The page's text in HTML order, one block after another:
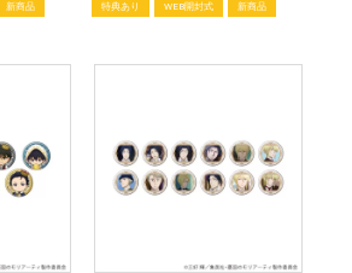
新商品 特典あり WEB開封式 新商品